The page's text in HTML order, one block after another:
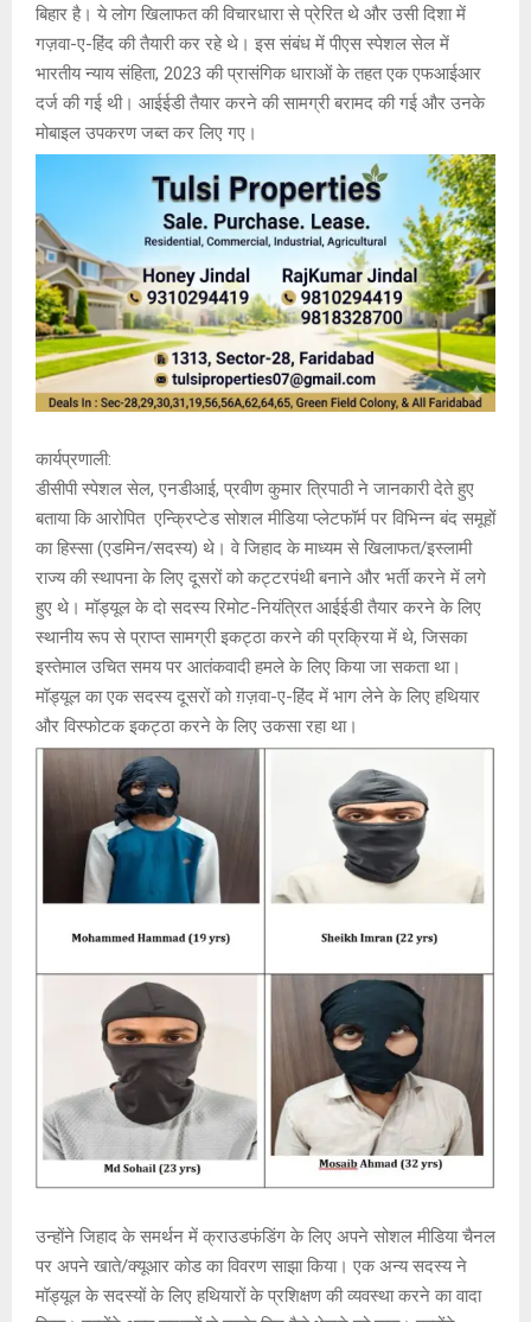
बिहार है। ये लोग खिलाफत की विचारधारा से प्रेरित थे और उसी दिशा में
गज़वा-ए-हिंद की तैयारी कर रहे थे। इस संबंध में पीएस स्पेशल सेल में
भारतीय न्याय संहिता, 2023 की प्रासंगिक धाराओं के तहत एक एफआईआर
दर्ज की गई थी। आईईडी तैयार करने की सामग्री बरामद की गई और उनके
मोबाइल उपकरण जब्त कर लिए गए।
कार्यप्रणाली:
डीसीपी स्पेशल सेल, एनडीआई, प्रवीण कुमार त्रिपाठी ने जानकारी देते हुए
बताया कि आरोपित एन्क्रिप्टेड सोशल मीडिया प्लेटफॉर्म पर विभिन्न बंद समूहों
का हिस्सा (एडमिन/सदस्य) थे। वे जिहाद के माध्यम से खिलाफत/इस्लामी
राज्य की स्थापना के लिए दूसरों को कट्टरपंथी बनाने और भर्ती करने में लगे
हुए थे। मॉड्यूल के दो सदस्य रिमोट-नियंत्रित आईईडी तैयार करने के लिए
स्थानीय रूप से प्राप्त सामग्री इकट्ठा करने की प्रक्रिया में थे, जिसका
इस्तेमाल उचित समय पर आतंकवादी हमले के लिए किया जा सकता था।
मॉड्यूल का एक सदस्य दूसरों को ग़ज़वा-ए-हिंद में भाग लेने के लिए हथियार
और विस्फोटक इकट्ठा करने के लिए उकसा रहा था।
उन्होंने जिहाद के समर्थन में क्राउडफंडिंग के लिए अपने सोशल मीडिया चैनल
पर अपने खाते/क्यूआर कोड का विवरण साझा किया। एक अन्य सदस्य ने
मॉड्यूल के सदस्यों के लिए हथियारों के प्रशिक्षण की व्यवस्था करने का वादा